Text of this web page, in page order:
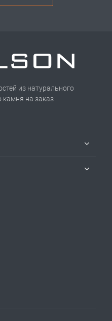
из натурального
камня на заказ